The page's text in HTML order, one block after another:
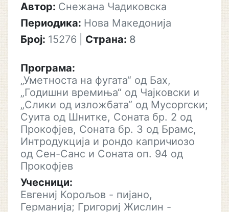
Автор: Снежана Чадиковска
Периодика: Нова Македонија
Број: 15276 Страна: 8
Програма:
„Уметноста на фугата“ од Бах,
„Годишни времиња“ од Чајковски и
„Слики од изложбата“ од Мусоргски;
Суита од Шнитке, Соната бр. 2 од
Прокофјев, Соната бр. 3 од Брамс,
Интродукција и рондо капричиозо
од Сен-Санс и Соната оп. 94 од
Прокофјев
Учесници:
Евгениј Корољов - пијано,
Германија; Григориј Жислин -